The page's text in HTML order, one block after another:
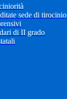
sede di tirocinio
di II grado